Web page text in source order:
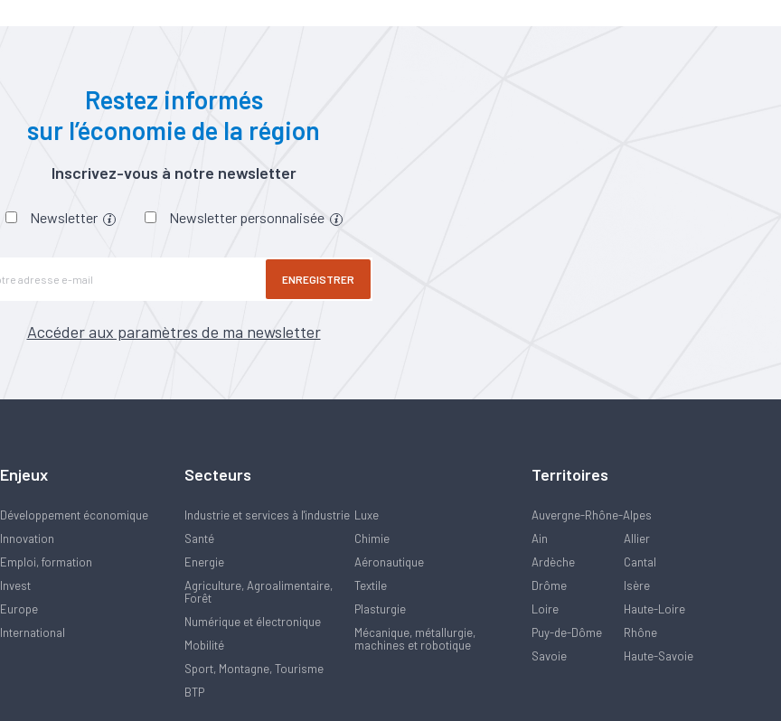
Restez informés
sur l’économie de la région
Inscrivez-vous à notre newsletter
Newsletter Newsletter personnalisée
ENREGISTRER
Accéder aux paramètres de ma newsletter
Enjeux
Développement économique
Innovation
Emploi, formation
Invest
Europe
International
Secteurs
Industrie et services à l'industrie
Santé
Energie
Agriculture, Agroalimentaire,
Forêt
Numérique et électronique
Mobilité
Sport, Montagne, Tourisme
BTP
Luxe
Chimie
Aéronautique
Textile
Plasturgie
Mécanique, métallurgie,
machines et robotique
Territoires
Auvergne-Rhône-Alpes
Ain
Allier
Ardèche
Cantal
Drôme
Isère
Loire
Haute-Loire
Puy-de-Dôme
Rhône
Savoie
Haute-Savoie